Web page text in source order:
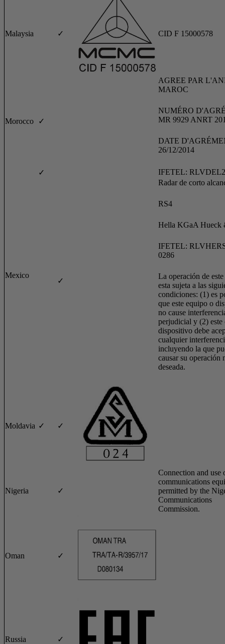
Malaysia ✓ CID F 15000578
Morocco ✓
AGREE PAR
MAROC
NUMÉRO
MR 9929 ANRT
DATE
26/12/2014
Mexico
✓ IFETEL:
✓
Radar de corto
RS4
Hella KGaA Hueck
IFETEL:
0286
La operación de
esta sujeta a las
condiciones: (1) es
que este equipo o
no cause
perjudicial y (2) este
dispositivo debe
cualquier
incluyendo la que
causar su operación
deseada.
Moldavia ✓ ✓
Nigeria ✓
Connection and use
communications
permitted by the
Communications
Commission.
Oman ✓
Russia ✓